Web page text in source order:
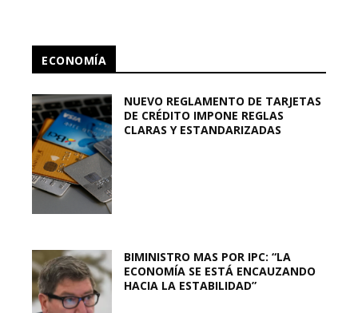
ECONOMÍA
NUEVO REGLAMENTO DE TARJETAS
DE CRÉDITO IMPONE REGLAS
CLARAS Y ESTANDARIZADAS
BIMINISTRO MAS POR IPC: “LA
ECONOMÍA SE ESTÁ ENCAUZANDO
HACIA LA ESTABILIDAD”